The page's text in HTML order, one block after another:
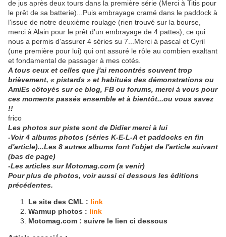
de jus après deux tours dans la première série (Merci à Titis pour
le prêt de sa batterie)...Puis embrayage cramé dans le paddock à
l'issue de notre deuxième roulage (rien trouvé sur la bourse,
merci à Alain pour le prêt d'un embrayage de 4 pattes), ce qui
nous a permis d'assurer 4 séries su 7...Merci à pascal et Cyril
(une première pour lui) qui ont assuré le rôle au combien exaltant
et fondamental de passager à mes cotés.
A tous ceux et celles que j'ai rencontrés souvent trop
brièvement, « pistards » et habitués des démonstrations ou
AmiEs côtoyés sur ce blog, FB ou forums, merci à vous pour
ces moments passés ensemble et à bientôt...ou vous savez
!!
frico
Les photos sur piste sont de Didier merci à lui
-Voir 4 albums photos (séries K-E-L-A et paddocks en fin
d'article)...Les 8 autres albums font l'objet de l'article suivant
(bas de page)
-Les articles sur Motomag.com (a venir)
Pour plus de photos, voir aussi ci dessous les éditions
précédentes.
Le site des CML : link
Warmup photos : link
Motomag.com : suivre le lien ci dessous